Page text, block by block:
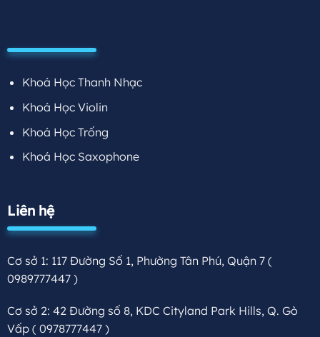
Khoá Học Thanh Nhạc
Khoá Học Violin
Khoá Học Trống
Khoá Học Saxophone
Liên hệ
Cơ sở 1: 117 Đường Số 1, Phường Tân Phú, Quận 7 (
0989777447 )
Cơ sở 2: 42 Đường số 8, KDC Cityland Park Hills, Q. Gò
Vấp( 0978777447 )